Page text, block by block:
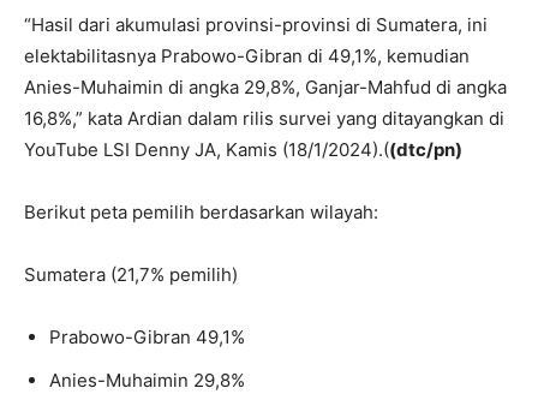
“Hasil dari akumulasi provinsi-provinsi di Sumatera, ini
elektabilitasnya Prabowo-Gibran di 49,1%, kemudian
Anies-Muhaimin di angka 29,8%, Ganjar-Mahfud di angka
16,8%,” kata Ardian dalam rilis survei yang ditayangkan di
YouTube LSI Denny JA, Kamis (18/1/2024).((dtc/pn)
Berikut peta pemilih berdasarkan wilayah:
Sumatera (21,7% pemilih)
Prabowo-Gibran 49,1%
Anies-Muhaimin 29,8%